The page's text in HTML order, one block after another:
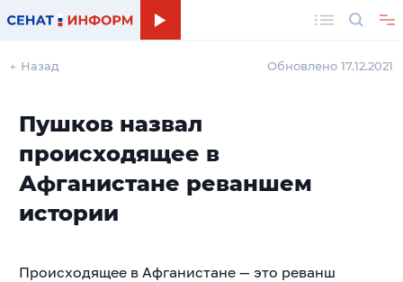
← Назад Обновлено 17.12.2021
Пушков назвал
происходящее в
Афганистане реваншем
истории
Происходящее в Афганистане — это реванш